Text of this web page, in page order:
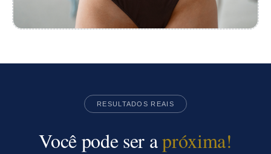
RESULTADOS REAIS
Você pode ser apróxima!